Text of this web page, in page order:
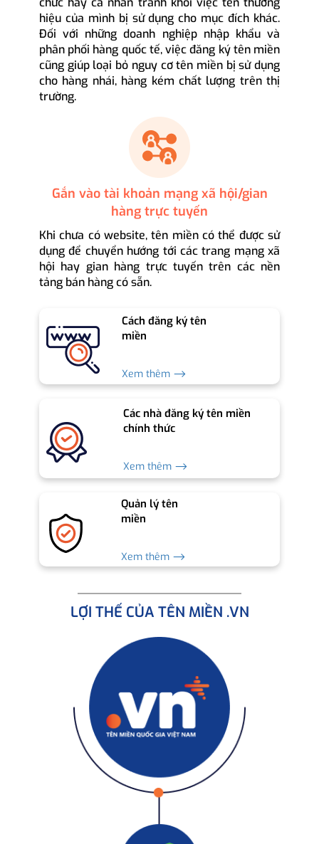
hiệu của mình bị sử dụng cho mục đích khác.
Đối với những doanh nghiệp nhập khẩu và
phân phối hàng quốc tế, việc đăng ký tên miền
cũng giúp loại bỏ nguy cơ tên miền bị sử dụng
cho hàng nhái, hàng kém chất lượng trên thị
trường.
Gắn vào tài khoản mạng xã hội/gian
hàng trực tuyến
Khi chưa có website, tên miền có thể được sử
dụng để chuyển hướng tới các trang mạng xã
hội hay gian hàng trực tuyến trên các nền
tảng bán hàng có sẵn.
Cách đăng ký tên
miền
Xem thêm ⟶
Các nhà đăng ký tên miền
chính thức
Xem thêm ⟶
Quản lý tên
miền
Xem thêm ⟶
LỢI THẾ CỦA TÊN MIỀN .VN